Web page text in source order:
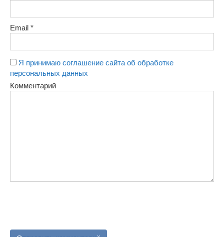
Email *
Я принимаю соглашение сайта об обработке
персональных данных
Комментарий